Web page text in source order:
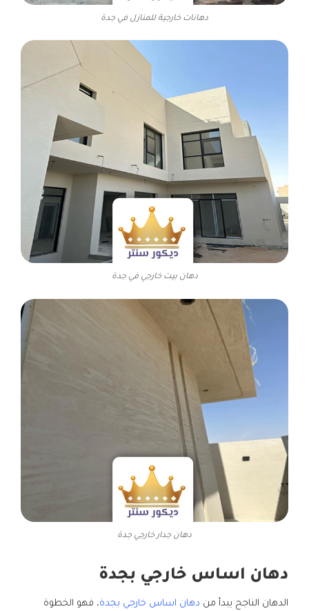
دهانات خارجية للمنازل في جدة
دهان بيت خارجي في جدة
دهان جدار خارجي جدة
دهان اساس خارجي بجدة
الدهان الناجح يبدأ من دهان اساس خارجي بجدة، فهو الخطوة